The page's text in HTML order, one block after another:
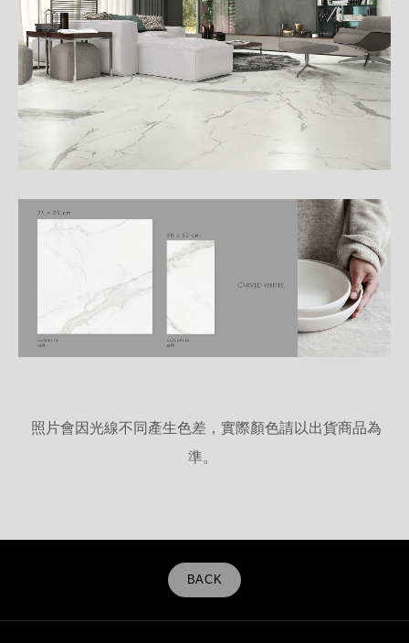
照片會因光線不同產生色差，實際顏色請以出貨商品為
準。
BACK